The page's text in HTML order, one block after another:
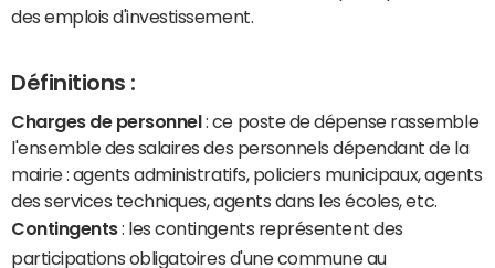
des emplois d'investissement.
Définitions :
Charges de personnel : ce poste de dépense rassemble
l'ensemble des salaires des personnels dépendant de la
mairie : agents administratifs, policiers municipaux, agents
des services techniques, agents dans les écoles, etc.
Contingents: les contingents représentent des
participations obligatoires d'une commune au